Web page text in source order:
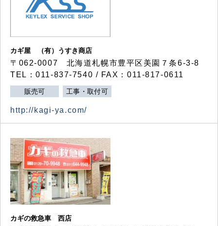
カギ屋 （有）うすき商店
〒062-0007 北海道札幌市豊平区美園７条6-3-8
TEL：011-837-7540 / FAX：011-817-0611
販売可 工事・取付可
http://kagi-ya.com/
カギの救急車 西店